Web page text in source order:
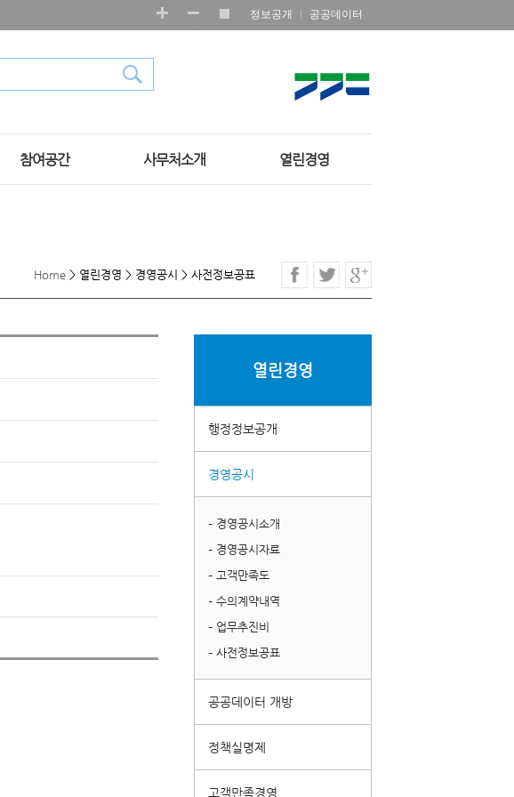
정보공개 공공데이터
참여공간 사무처소개 열린경영
Home > 열린경영 > 경영공시 > 사전정보공표
열린경영
행정정보공개
경영공시
– 경영공시소개
– 경영공시자료
– 고객만족도
– 수의계약내역
– 업무추진비
– 사전정보공표
공공데이터 개방
정책실명제
고객만족경영